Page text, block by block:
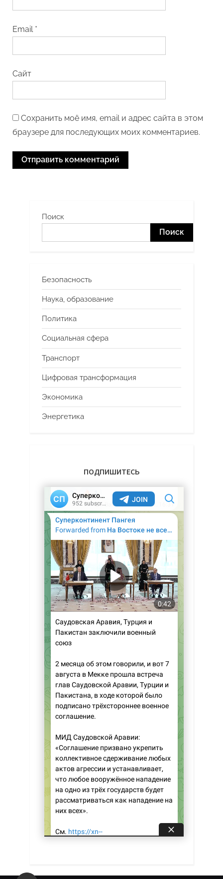
Email *
Сайт
Сохранить моё имя, email и адрес сайта в этом
браузере для последующих моих комментариев.
Поиск
Поиск
Безопасность
Наука, образование
Политика
Социальная сфера
Транспорт
Цифровая трансформация
Экономика
Энергетика
ПОДПИШИТЕСЬ